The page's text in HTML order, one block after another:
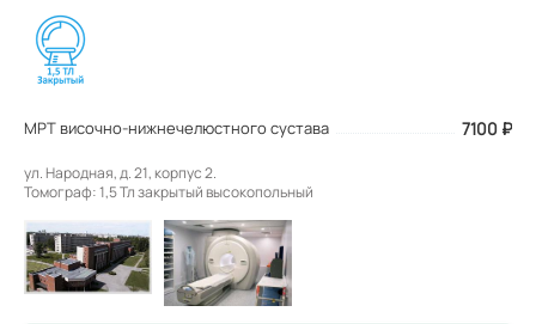
МРТ височно-нижнечелюстного сустава 7100 ₽
ул. Народная, д. 21, корпус 2.
Томограф: 1,5 Тл закрытый высокопольный